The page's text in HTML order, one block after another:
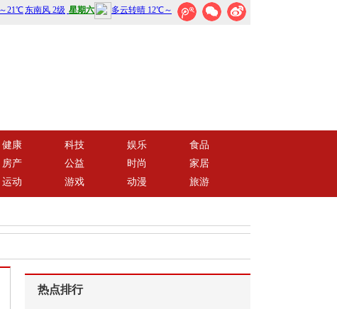
健康 科技 娱乐
食品
房产 公益 时尚
家居
运动 游戏 动漫 旅游
热点排行